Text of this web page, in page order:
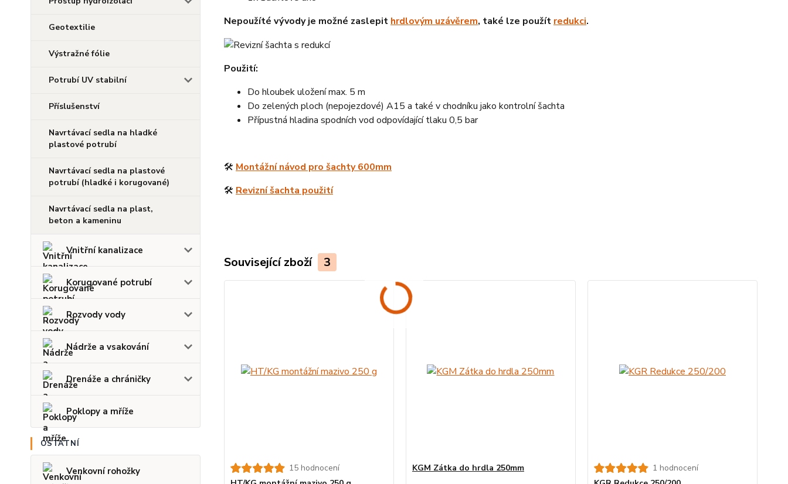
Geotextilie
Výstražné fólie
Potrubí UV stabilní
Příslušenství
Navrtávací sedla na hladké
plastové potrubí
Navrtávací sedla na plastové
potrubí (hladké i korugované)
Navrtávací sedla na plast,
beton a kameninu
Vnitřní kanalizace
Korugované potrubí
Rozvody vody
Nádrže a vsakování
Drenáže a chráničky
Poklopy a mříže
OSTATNÍ
Venkovní rohožky
Nepoužíté vývody je možné zaslepit hrdlovým uzávěrem, také lze použít redukci.
Použití:
Do hloubek uložení max. 5 m
Do zelených ploch (nepojezdové) A15 a také v chodníku jako kontrolní šachta
Přípustná hladina spodních vod odpovídající tlaku 0,5 bar
🛠️ Montážní návod pro šachty 600mm
🛠️ Revizní šachta použití
Související zboží 3
15 hodnocení
KGM Zátka do hrdla 250mm
1 hodnocení